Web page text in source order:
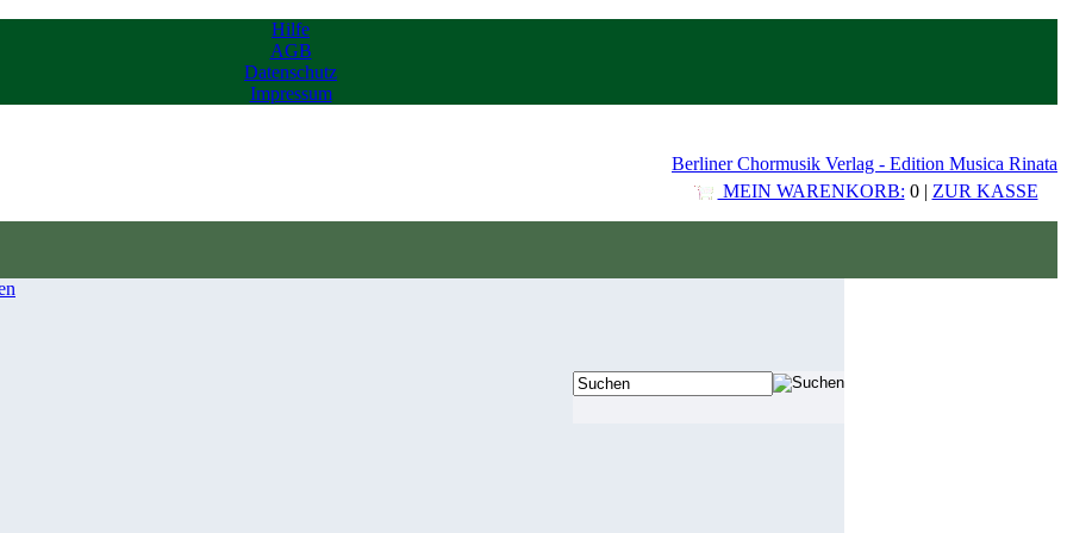
Hilfe
AGB
Datenschutz
Impressum
Berliner Chormusik Verlag - Edition Musica Rinata
MEIN WARENKORB: 0 | ZUR KASSE